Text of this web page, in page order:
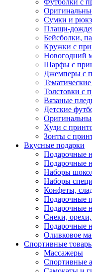
Футболки с
Сумки и
Плащи-
Бейсболки,
Кружки с
Новогодний
Шарфы с
Джемперы с
Толстовки с
Вязаные
Детские
Худи с
Зонты с
Вкусные подарки
Подарочные
Подарочные
Наборы
Наборы
Конфеты,
Подарочные
Подарочные
Снеки,
Подарочные
Оливковое
Спортивные
Массажеры
Спортивные